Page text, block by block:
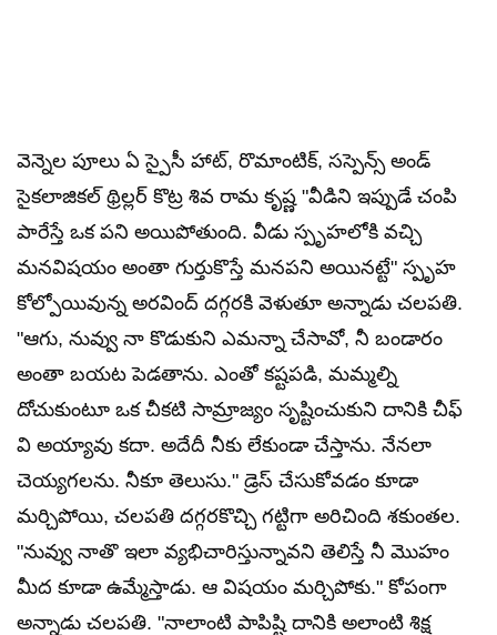
వెన్నెల పూలు ఏ స్పైసీ హాట్, రొమాంటిక్, సస్పెన్స్ అండ్
సైకలాజికల్ థ్రిల్లర్ కొట్ర శివ రామ కృష్ణ "వీడిని ఇప్పుడే చంపి
పారేస్తే ఒక పని అయిపోతుంది. వీడు స్పృహలోకి వచ్చి
మనవిషయం అంతా గుర్తుకొస్తే మనపని అయినట్టే" స్పృహ
కోల్పోయివున్న అరవింద్ దగ్గరకి వెళుతూ అన్నాడు చలపతి.
"ఆగు, నువ్వు నా కొడుకుని ఎమన్నా చేసావో, నీ బండారం
అంతా బయట పెడతాను. ఎంతో కష్టపడి, మమ్మల్ని
దోచుకుంటూ ఒక చీకటి సామ్రాజ్యం సృష్టించుకుని దానికి చీఫ్
వి అయ్యావు కదా. అదేదీ నీకు లేకుండా చేస్తాను. నేనలా
చెయ్యగలను. నీకూ తెలుసు." డ్రెస్ చేసుకోవడం కూడా
మర్చిపోయి, చలపతి దగ్గరకొచ్చి గట్టిగా అరిచింది శకుంతల.
"నువ్వు నాతొ ఇలా వ్యభిచారిస్తున్నావని తెలిస్తే నీ మొహం
మీద కూడా ఉమ్మేస్తాడు. ఆ విషయం మర్చిపోకు." కోపంగా
అన్నాడు చలపతి. "నాలాంటి పాపిష్టి దానికి అలాంటి శిక్ష